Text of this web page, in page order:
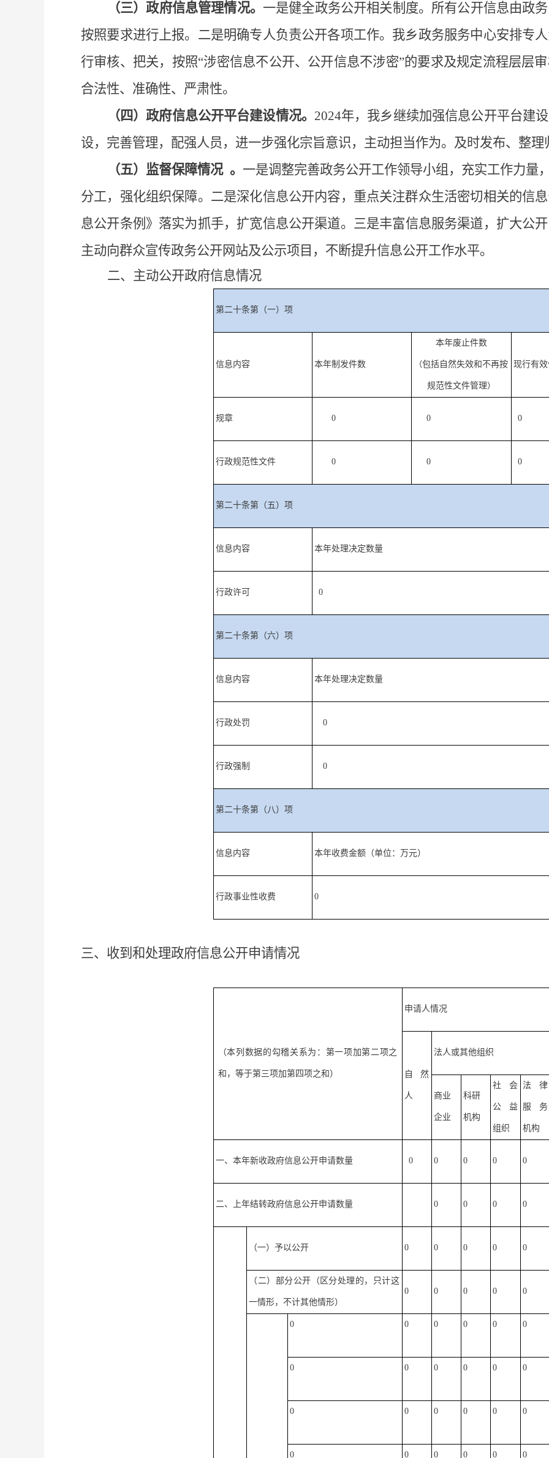
（三）政府信息管理情况。 一是健全政务公开相关制度。所有公开信息由政
按照要求进行上报。二是明确专人负责公开各项工作。我乡政务服务中心安排专
行审核、把关，按照“涉密信息不公开、公开信息不涉密”的要求及规定流程层层
合法性、准确性、严肃性。
（四）政府信息公开平台建设情况。 2024年，我乡继续加强信息公开平台建
设，完善管理，配强人员，进一步强化宗旨意识，主动担当作为。及时发布、整理
（五）监督保障情况 。 一是调整完善政务公开工作领导小组，充实工作力量
分工，强化组织保障。二是深化信息公开内容，重点关注群众生活密切相关的信
息公开条例》落实为抓手，扩宽信息公开渠道。三是丰富信息服务渠道，扩大公
主动向群众宣传政务公开网站及公示项目，不断提升信息公开工作水平。
二、主动公开政府信息情况
第二十条第（一）项
信息内容 本年制发件数
本年废止件数
（包括自然失效和不再按
规范性文件管理）
现行有
规章 0 0 0
行政规范性文件 0 0 0
第二十条第（五）项
信息内容 本年处理决定数量
行政许可 0
第二十条第（六）项
信息内容 本年处理决定数量
行政处罚 0
行政强制 0
第二十条第（八）项
信息内容 本年收费金额（单位：万元）
行政事业性收费 0
三、收到和处理政府信息公开申请情况
（本列数据的勾稽关系为：第一项加第二项之
和，等于第三项加第四项之和）
申请人情况
自然
人
法人或其他组织
商业
企业
科研
机构
社会
公益
组织
法律
服务
机构
一、本年新收政府信息公开申请数量 0 0 0 0 0
二、上年结转政府信息公开申请数量 0 0 0 0
（一）予以公开 0 0 0 0 0
（二）部分公开（区分处理的，只计这
一情形，不计其他情形）
0 0 0 0 0
0 0 0 0 0 0
0 0 0 0 0 0
0 0 0 0 0 0
0 0 0 0 0 0